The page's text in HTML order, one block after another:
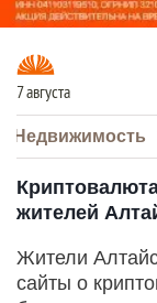
7 августа
Недвижимость
жителей
Жители
сайты о